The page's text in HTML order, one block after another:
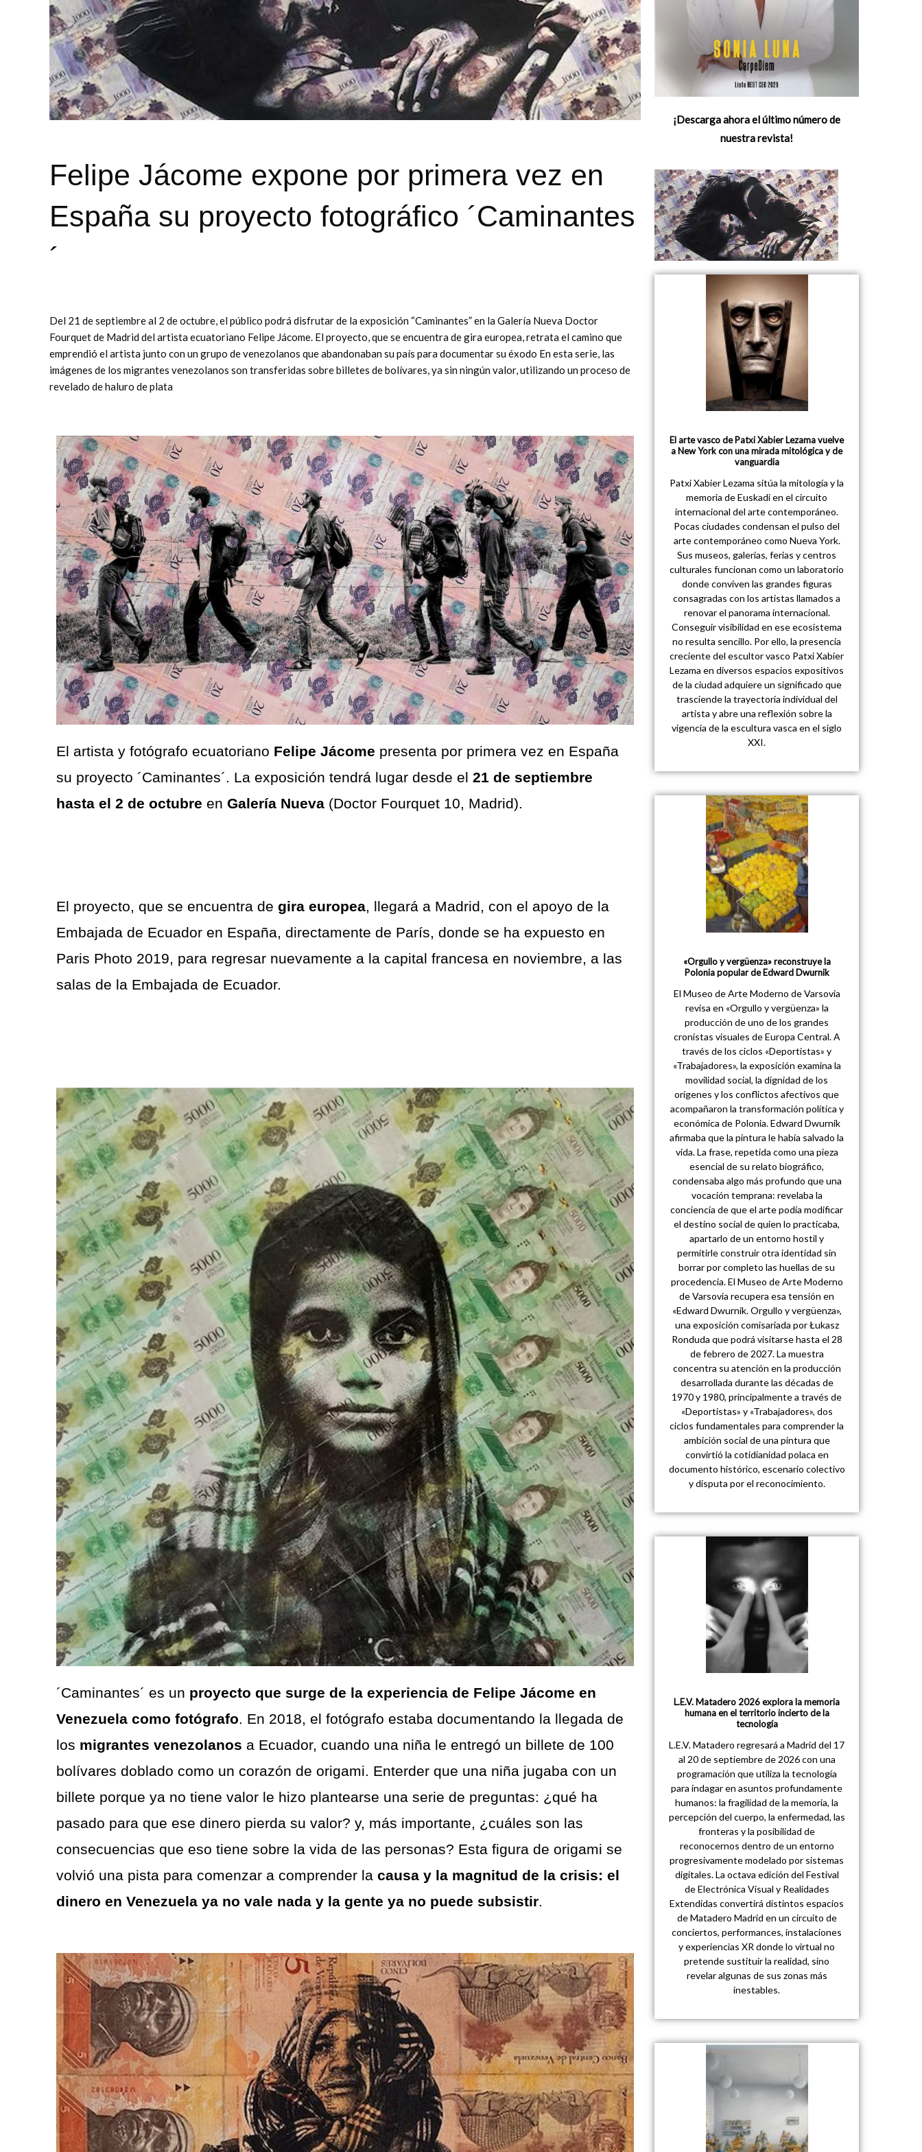
Felipe Jácome expone por primera vez en
España su proyecto fotográfico ´Caminantes
´
Del 21 de septiembre al 2 de octubre, el público podrá disfrutar de la exposición “Caminantes” en la Galería Nueva Doctor
Fourquet de Madrid del artista ecuatoriano Felipe Jácome. El proyecto, que se encuentra de gira europea, retrata el camino que
emprendió el artista junto con un grupo de venezolanos que abandonaban su país para documentar su éxodo En esta serie, las
imágenes de los migrantes venezolanos son transferidas sobre billetes de bolívares, ya sin ningún valor, utilizando un proceso de
revelado de haluro de plata
El artista y fotógrafo ecuatoriano Felipe Jácome presenta por primera vez en España
su proyecto ´Caminantes´. La exposición tendrá lugar desde el 21 de septiembre
hasta el 2 de octubre en Galería Nueva (Doctor Fourquet 10, Madrid).
El proyecto, que se encuentra de gira europea, llegará a Madrid, con el apoyo de la
Embajada de Ecuador en España, directamente de París, donde se ha expuesto en
Paris Photo 2019, para regresar nuevamente a la capital francesa en noviembre, a las
salas de la Embajada de Ecuador.
´Caminantes´ es un proyecto que surge de la experiencia de Felipe Jácome en
Venezuela como fotógrafo. En 2018, el fotógrafo estaba documentando la llegada de
los migrantes venezolanos a Ecuador, cuando una niña le entregó un billete de 100
bolívares doblado como un corazón de origami. Enterder que una niña jugaba con un
billete porque ya no tiene valor le hizo plantearse una serie de preguntas: ¿qué ha
pasado para que ese dinero pierda su valor? y, más importante, ¿cuáles son las
consecuencias que eso tiene sobre la vida de las personas? Esta figura de origami se
volvió una pista para comenzar a comprender la causa y la magnitud de la crisis: el
dinero en Venezuela ya no vale nada y la gente ya no puede subsistir.
¡Descarga ahora el último número de
nuestra revista!
El arte vasco de Patxi Xabier Lezama vuelve
a New York con una mirada mitológica y de
vanguardia
Patxi Xabier Lezama sitúa la mitología y la
memoria de Euskadi en el circuito
internacional del arte contemporáneo.
Pocas ciudades condensan el pulso del
arte contemporáneo como Nueva York.
Sus museos, galerías, ferias y centros
culturales funcionan como un laboratorio
donde conviven las grandes figuras
consagradas con los artistas llamados a
renovar el panorama internacional.
Conseguir visibilidad en ese ecosistema
no resulta sencillo. Por ello, la presencia
creciente del escultor vasco Patxi Xabier
Lezama en diversos espacios expositivos
de la ciudad adquiere un significado que
trasciende la trayectoria individual del
artista y abre una reflexión sobre la
vigencia de la escultura vasca en el siglo
XXI.
«Orgullo y vergüenza» reconstruye la
Polonia popular de Edward Dwurnik
El Museo de Arte Moderno de Varsovia
revisa en «Orgullo y vergüenza» la
producción de uno de los grandes
cronistas visuales de Europa Central. A
través de los ciclos «Deportistas» y
«Trabajadores», la exposición examina la
movilidad social, la dignidad de los
orígenes y los conflictos afectivos que
acompañaron la transformación política y
económica de Polonia. Edward Dwurnik
afirmaba que la pintura le había salvado la
vida. La frase, repetida como una pieza
esencial de su relato biográfico,
condensaba algo más profundo que una
vocación temprana: revelaba la
conciencia de que el arte podía modificar
el destino social de quien lo practicaba,
apartarlo de un entorno hostil y
permitirle construir otra identidad sin
borrar por completo las huellas de su
procedencia. El Museo de Arte Moderno
de Varsovia recupera esa tensión en
«Edward Dwurnik. Orgullo y vergüenza»,
una exposición comisariada por Łukasz
Ronduda que podrá visitarse hasta el 28
de febrero de 2027. La muestra
concentra su atención en la producción
desarrollada durante las décadas de
1970 y 1980, principalmente a través de
«Deportistas» y «Trabajadores», dos
ciclos fundamentales para comprender la
ambición social de una pintura que
convirtió la cotidianidad polaca en
documento histórico, escenario colectivo
y disputa por el reconocimiento.
L.E.V. Matadero 2026 explora la memoria
humana en el territorio incierto de la
tecnología
L.E.V. Matadero regresará a Madrid del 17
al 20 de septiembre de 2026 con una
programación que utiliza la tecnología
para indagar en asuntos profundamente
humanos: la fragilidad de la memoria, la
percepción del cuerpo, la enfermedad, las
fronteras y la posibilidad de
reconocernos dentro de un entorno
progresivamente modelado por sistemas
digitales. La octava edición del Festival
de Electrónica Visual y Realidades
Extendidas convertirá distintos espacios
de Matadero Madrid en un circuito de
conciertos, performances, instalaciones
y experiencias XR donde lo virtual no
pretende sustituir la realidad, sino
revelar algunas de sus zonas más
inestables.